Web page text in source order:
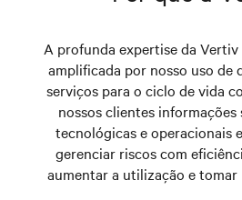
A profunda expertise da
amplificada por nosso uso de
serviços para o ciclo de vida
nossos clientes
tecnológicas e operacionais
gerenciar riscos com
aumentar a utilização e tomar